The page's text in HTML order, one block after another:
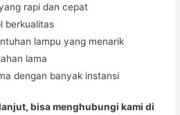
rapi dan cepat
berkualitas
lampu yang menarik
lama
dengan banyak instansi
bisa menghubungi kami di